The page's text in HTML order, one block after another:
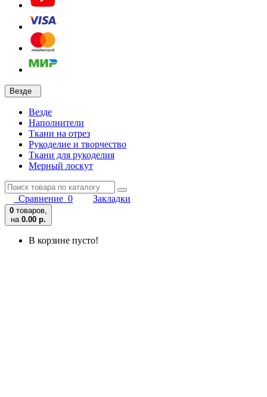
Везде
Везде
Наполнители
Ткани на отрез
Рукоделие и творчество
Ткани для рукоделия
Мерный лоскут
Сравнение 0 Закладки
0 товаров,
на 0.00 р.
В корзине пусто!